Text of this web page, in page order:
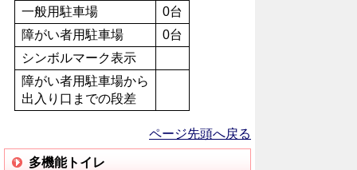
一般用駐車場
0台
障がい者用駐車場
0台
シンボルマーク表示
障がい者用駐車場から
出入り口までの段差
ページ先頭へ戻る
多機能トイレ